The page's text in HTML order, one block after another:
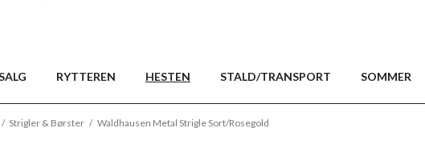
RYTTEREN HESTEN STALD/TRANSPORT SOMMER
/ Strigler & Børster / Waldhausen Metal Strigle Sort/Rosegold